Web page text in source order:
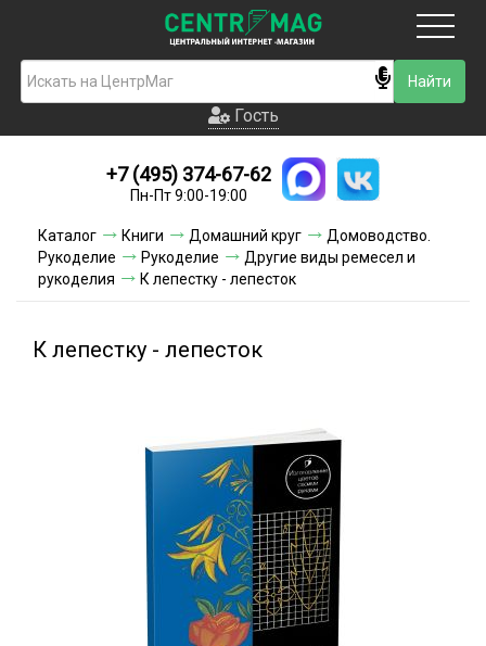
Гость
Новинки
Условия доставки
Условия оплаты
Гость
+7 (495) 374-67-62
Пн-Пт 9:00-19:00
Каталог Книги Домашний круг
Домоводство.
Рукоделие
Рукоделие
Другие виды ремесел и
рукоделия
К лепестку - лепесток
К лепестку - лепесток